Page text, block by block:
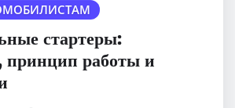
стартеры:
принцип работы и